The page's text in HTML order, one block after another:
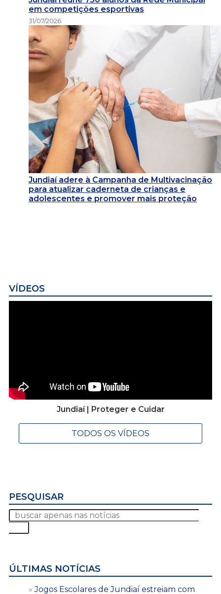
em competições esportivas
31/07/2026
Jundiaí adere à Campanha de Multivacinação
para atualizar caderneta de crianças e
adolescentes e promover mais proteção
VÍDEOS
Jundiaí | Proteger e Cuidar
TODOS OS VÍDEOS
PESQUISAR
ÚLTIMAS NOTÍCIAS
Jogos Escolares de Jundiaí estreiam com